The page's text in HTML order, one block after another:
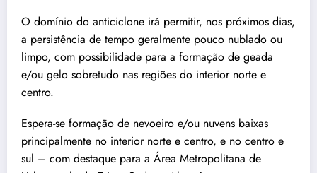
O domínio do anticiclone irá permitir, nos próximos dias,
a persistência de tempo geralmente pouco nublado ou
limpo, com possibilidade para a formação de geada
e/ou gelo sobretudo nas regiões do interior norte e
centro.
Espera-se formação de nevoeiro e/ou nuvens baixas
principalmente no interior norte e centro, e no centro e
sul – com destaque para a Área Metropolitana de